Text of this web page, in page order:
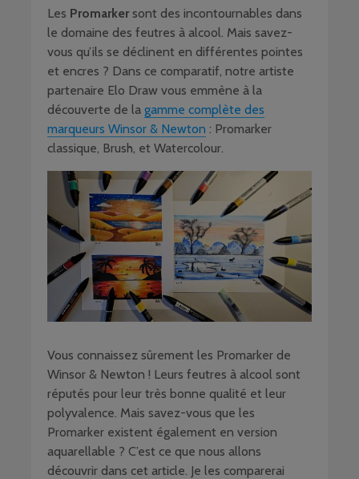
Les Promarkersont des incontournables dans
le domaine des feutres à alcool. Mais savez-
vous qu’ils se déclinent en différentes pointes
et encres ? Dans ce comparatif, notre artiste
partenaire Elo Draw vous emmène à la
découverte de la gamme complète des
marqueurs Winsor & Newton : Promarker
classique, Brush, et Watercolour.
Vous connaissez sûrement les Promarker de
Winsor & Newton ! Leurs feutres à alcool sont
réputés pour leur très bonne qualité et leur
polyvalence. Mais savez-vous que les
Promarker existent également en version
aquarellable ? C’est ce que nous allons
découvrir dans cet article. Je les comparerai